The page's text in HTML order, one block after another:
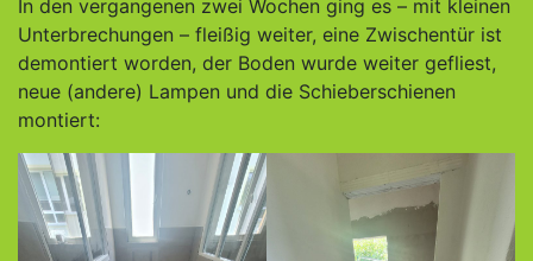
In den vergangenen zwei Wochen ging es – mit kleinen
Unterbrechungen – fleißig weiter, eine Zwischentür ist
demontiert worden, der Boden wurde weiter gefliest,
neue (andere) Lampen und die Schieberschienen
montiert: